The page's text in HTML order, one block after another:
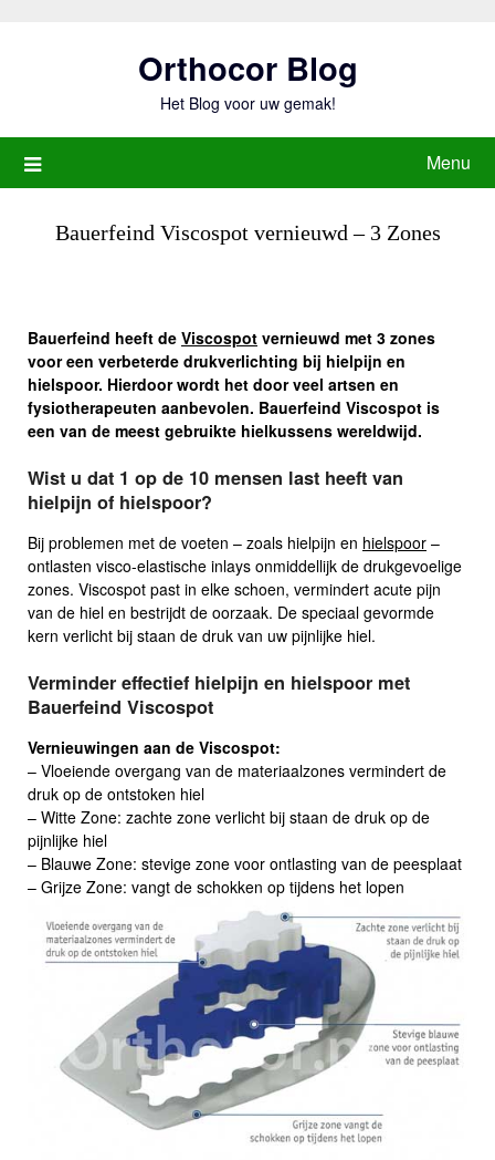
Orthocor Blog
Het Blog voor uw gemak!
Menu
Bauerfeind Viscospot vernieuwd – 3 Zones
Bauerfeind heeft de Viscospot vernieuwd met 3 zones
voor een verbeterde drukverlichting bij hielpijn en
hielspoor. Hierdoor wordt het door veel artsen en
fysiotherapeuten aanbevolen. Bauerfeind Viscospot is
een van de meest gebruikte hielkussens wereldwijd.
Wist u dat 1 op de 10 mensen last heeft van
hielpijn of hielspoor?
Bij problemen met de voeten – zoals hielpijn en hielspoor –
ontlasten visco-elastische inlays onmiddellijk de drukgevoelige
zones. Viscospot past in elke schoen, vermindert acute pijn
van de hiel en bestrijdt de oorzaak. De speciaal gevormde
kern verlicht bij staan de druk van uw pijnlijke hiel.
Verminder effectief hielpijn en hielspoor met
Bauerfeind Viscospot
Vernieuwingen aan de Viscospot:
– Vloeiende overgang van de materiaalzones vermindert de
druk op de ontstoken hiel
– Witte Zone: zachte zone verlicht bij staan de druk op de
pijnlijke hiel
– Blauwe Zone: stevige zone voor ontlasting van de peesplaat
– Grijze Zone: vangt de schokken op tijdens het lopen